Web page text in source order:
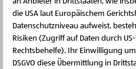
Mittelpunkt unseres Tuns.
weiter geht, für uns weit
hinaus zu gehen. Die
Produkte werden gemäß
die USA laut Europäischem
Datenschutzniveau aufweist,
Risiken (Zugriff auf Daten durch
Rechtsbehelfe). Ihr Einwilligung
DSGVO diese Übermittlung in